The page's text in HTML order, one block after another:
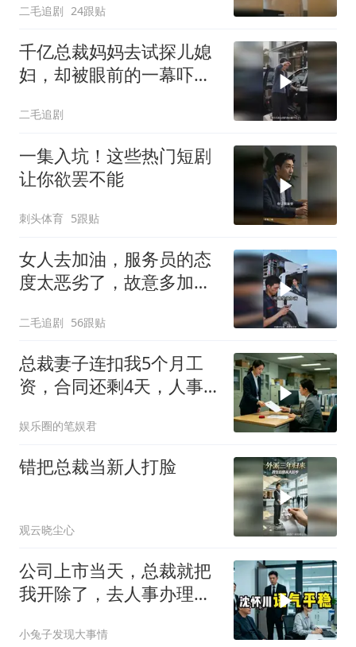
二毛追剧 24跟贴
千亿总裁妈妈去试探儿媳
妇，却被眼前的一幕吓傻
二毛追剧
一集入坑！这些热门短剧
让你欲罢不能
刺头体育 5跟贴
女人去加油，服务员的态
度太恶劣了，故意多加油
二毛追剧 56跟贴
总裁妻子连扣我5个月工
资，合同还剩4天，人事
娱乐圈的笔娱君
错把总裁当新人打脸
观云晓尘心
公司上市当天，总裁就把
我开除了，去人事办理离
小兔子发现大事情